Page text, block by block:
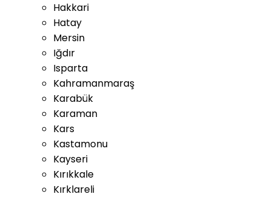
Hakkari
Hatay
Mersin
Iğdır
Isparta
Kahramanmaraş
Karabük
Karaman
Kars
Kastamonu
Kayseri
Kırıkkale
Kırklareli